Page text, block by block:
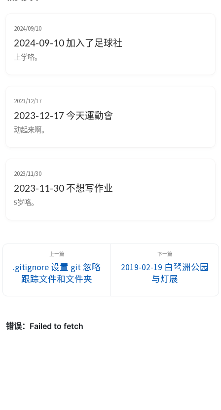
2024/09/10
2024-09-10 加入了足球社
上学咯。
2023/12/17
2023-12-17 今天運動會
动起来啊。
2023/11/30
2023-11-30 不想写作业
5岁咯。
.gitignore 设置 git 忽略
跟踪文件和文件夹
2019-02-19 白鹭洲公园
与灯展